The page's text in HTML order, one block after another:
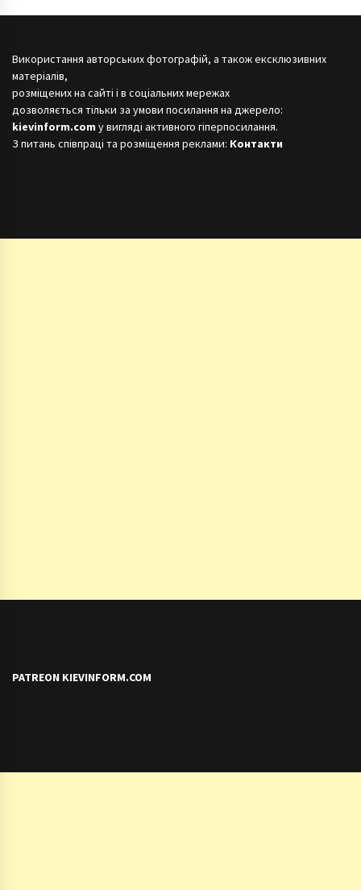
Використання авторських фотографій, а також ексклюзивних
матеріалів,
розміщених на сайті і в соціальних мережах
дозволяється тільки за умови посилання на джерело:
kievinform.com у вигляді активного гіперпосилання.
З питань співпраці та розміщення реклами: Контакти
PATREON KIEVINFORM.COM